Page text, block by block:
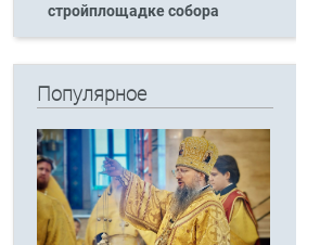
стройплощадке собора
Популярное